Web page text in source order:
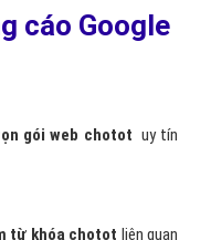
cáo Google
gói web chotot uy tín
từ khóa chotot liên quan